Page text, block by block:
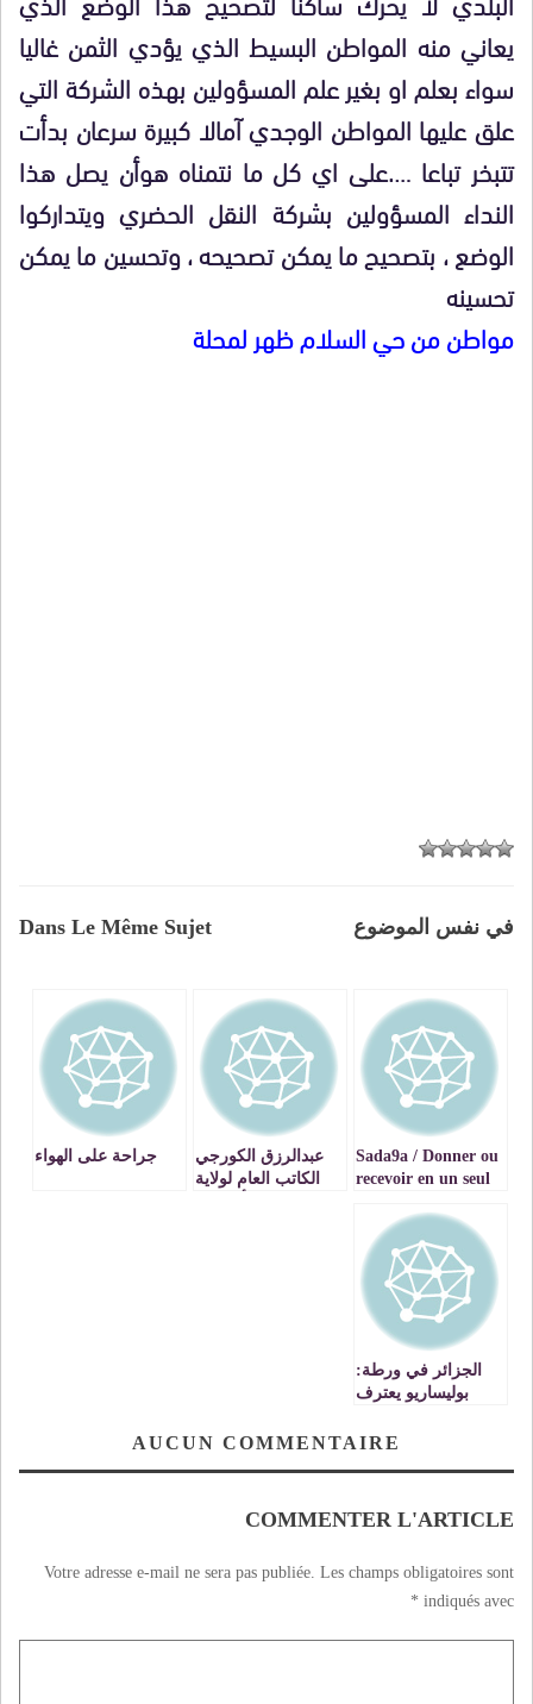
يعاني منه المواطن البسيط الذي يؤدي الثمن غاليا
سواء بعلم او بغير علم المسؤولين بهذه الشركة التي
علق عليها المواطن الوجدي آمالا كبيرة سرعان بدأت
تتبخر تباعا ….على اي كل ما نتمناه هوأن يصل هذا
النداء المسؤولين بشركة النقل الحضري ويتداركوا
الوضع ، بتصحيح ما يمكن تصحيحه ، وتحسين ما يمكن
تحسينه
مواطن من حي السلام ظهر لمحلة
Dans Le Même Sujet في نفس الموضوع
Sada9a / Donner ou
recevoir en un seul
Application Mobile
de dons entre
particuliers au
Maroc – VIDEO
عبدالرزق الكورجي
الكاتب العام لولاية
جراحة على الهواء
الجزائر في ورطة:
بوليساريو يعترف
والمغرب لن يسمحAUCUN COMMENTAIRE
COMMENTER L'ARTICLE
Votre adresse e-mail ne sera pas publiée. Les champs obligatoires sont
indiqués avec
*